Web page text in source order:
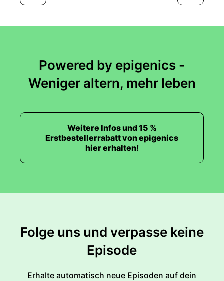
Powered by epigenics -
Weniger altern, mehr leben
Weitere Infos und 15 %
Erstbestellerrabatt von epigenics
hier erhalten!
Folge uns und verpasse keine
Episode
Erhalte automatisch neue Episoden auf dein